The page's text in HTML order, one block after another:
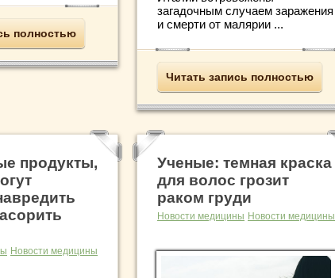
полностью
загадочным случаем заражения
и смерти от малярии ...
Читать запись полностью
продукты,
Новости медицины
Ученые: темная краска
для волос грозит
раком груди
Новости медицины Новости медицины